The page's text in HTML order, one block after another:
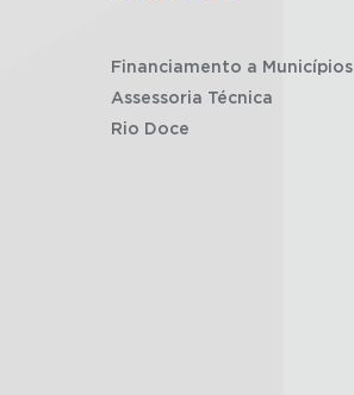
Financiamento a Municípios
Assessoria Técnica
Rio Doce